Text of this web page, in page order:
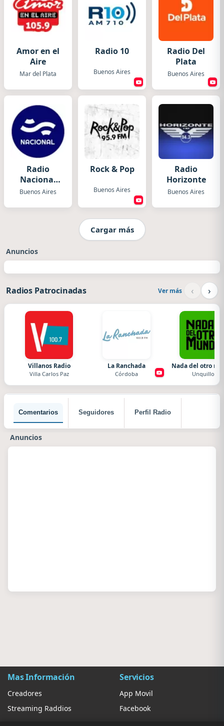
Amor en el
Aire
Mar del Plata
Radio 10
Buenos Aires
Radio Del
Plata
Buenos Aires
Radio
Nacional
Folklórica
Buenos Aires
Rock & Pop
Buenos Aires
Radio
Horizonte
Buenos Aires
Cargar más
Anuncios
Radios Patrocinadas Ver más ‹ ›
Villanos Radio
Villa Carlos Paz
La Ranchada
Córdoba
Nada del otro
Unquillo
Comentarios Seguidores Perfil Radio
Anuncios
Mas Información
Creadores
Streaming Raddios
Servicios
App Movil
Facebook